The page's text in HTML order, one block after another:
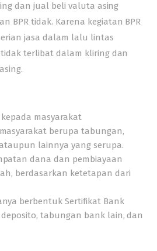
dan jual beli valuta asing
BPR tidak. Karena kegiatan BPR
jasa dalam lalu lintas
tidak terlibat dalam kliring dan
masyarakat
berupa tabungan,
lainnya yang serupa.
dana dan pembiayaan
berdasarkan ketetapan dari
berbentuk Sertifikat Bank
tabungan bank lain, dan